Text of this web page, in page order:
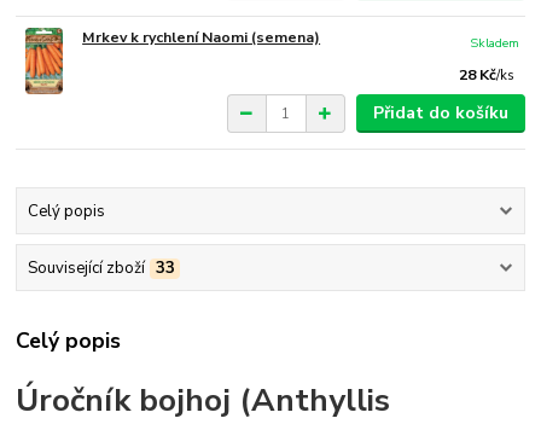
Mrkev k rychlení Naomi (semena)
28 Kč/ks
Skladem
Přidat do košíku
Celý popis
Související zboží 33
Celý popis
Úročník bojhoj (Anthyllis